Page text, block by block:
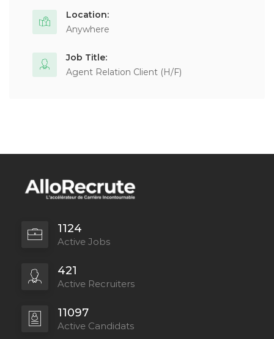
Location:
Anywhere
Job Title:
Agent Relation Client (H/F)
1124
Active Jobs
421
Active Recruiters
11097
Active Candidats